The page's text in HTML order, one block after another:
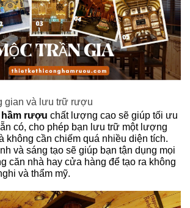
gian và lưu trữ rượu
rượu chất lượng cao sẽ giúp tối ưu
có, cho phép bạn lưu trữ một lượng
không cần chiếm quá nhiều diện tích.
và sáng tạo sẽ giúp bạn tận dụng mọi
căn nhà hay cửa hàng để tạo ra không
và thẩm mỹ.